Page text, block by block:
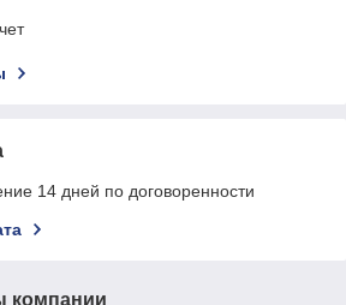
14 дней по договоренности
компании